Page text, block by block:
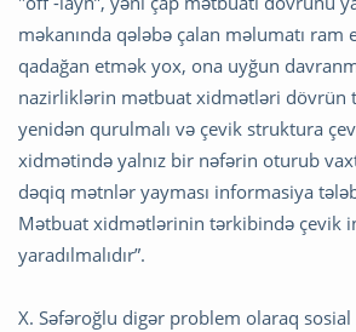
məkanında qələbə çalan məlumatı ram
qadağan etmək yox, ona uyğun
nazirliklərin mətbuat xidmətləri dövrün
yenidən qurulmalı və çevik struktura
xidmətində yalnız bir nəfərin oturub
dəqiq mətnlər yayması informasiya
Mətbuat xidmətlərinin tərkibində çevik
yaradılmalıdır”.
X. Səfəroğlu digər problem olaraq